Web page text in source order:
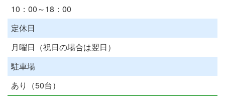
10：00～18：00
定休日
月曜日（祝日の場合は翌日）
駐車場
あり（50台）